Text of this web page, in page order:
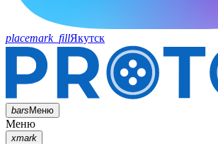
placemark_fillЯкутск
barsМеню
Меню
xmark